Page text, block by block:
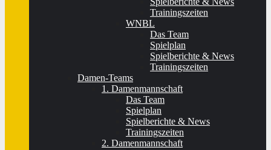
Trainingszeiten
WNBL
Das Team
Spielplan
Spielberichte & News
Trainingszeiten
Damen-Teams
1. Damenmannschaft
Das Team
Spielplan
Spielberichte & News
Trainingszeiten
2. Damenmannschaft